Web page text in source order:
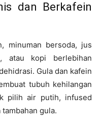
dan Berkafein
minuman bersoda, jus
atau kopi berlebihan
Gula dan kafein
tubuh kehilangan
pilih air putih, infused
gula.